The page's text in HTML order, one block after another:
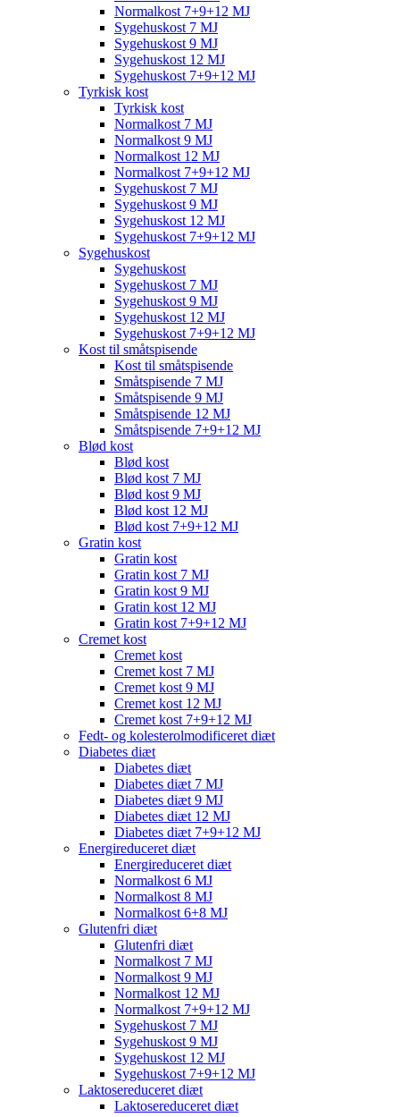
Normalkost 7+9+12 MJ
Sygehuskost 7 MJ
Sygehuskost 9 MJ
Sygehuskost 12 MJ
Sygehuskost 7+9+12 MJ
Tyrkisk kost
Tyrkisk kost
Normalkost 7 MJ
Normalkost 9 MJ
Normalkost 12 MJ
Normalkost 7+9+12 MJ
Sygehuskost 7 MJ
Sygehuskost 9 MJ
Sygehuskost 12 MJ
Sygehuskost 7+9+12 MJ
Sygehuskost
Sygehuskost
Sygehuskost 7 MJ
Sygehuskost 9 MJ
Sygehuskost 12 MJ
Sygehuskost 7+9+12 MJ
Kost til småtspisende
Kost til småtspisende
Småtspisende 7 MJ
Småtspisende 9 MJ
Småtspisende 12 MJ
Småtspisende 7+9+12 MJ
Blød kost
Blød kost
Blød kost 7 MJ
Blød kost 9 MJ
Blød kost 12 MJ
Blød kost 7+9+12 MJ
Gratin kost
Gratin kost
Gratin kost 7 MJ
Gratin kost 9 MJ
Gratin kost 12 MJ
Gratin kost 7+9+12 MJ
Cremet kost
Cremet kost
Cremet kost 7 MJ
Cremet kost 9 MJ
Cremet kost 12 MJ
Cremet kost 7+9+12 MJ
Fedt- og kolesterolmodificeret diæt
Diabetes diæt
Diabetes diæt
Diabetes diæt 7 MJ
Diabetes diæt 9 MJ
Diabetes diæt 12 MJ
Diabetes diæt 7+9+12 MJ
Energireduceret diæt
Energireduceret diæt
Normalkost 6 MJ
Normalkost 8 MJ
Normalkost 6+8 MJ
Glutenfri diæt
Glutenfri diæt
Normalkost 7 MJ
Normalkost 9 MJ
Normalkost 12 MJ
Normalkost 7+9+12 MJ
Sygehuskost 7 MJ
Sygehuskost 9 MJ
Sygehuskost 12 MJ
Sygehuskost 7+9+12 MJ
Laktosereduceret diæt
Laktosereduceret diæt